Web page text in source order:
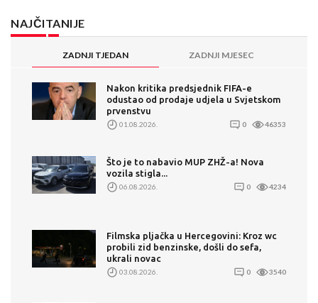
NAJČITANIJE
ZADNJI TJEDAN ZADNJI MJESEC
Nakon kritika predsjednik FIFA-e
odustao od prodaje udjela u Svjetskom
prvenstvu
01.08.2026. 0 46353
Što je to nabavio MUP ZHŽ-a! Nova
vozila stigla...
06.08.2026. 0 4234
Filmska pljačka u Hercegovini: Kroz wc
probili zid benzinske, došli do sefa,
ukrali novac
03.08.2026. 0 3540